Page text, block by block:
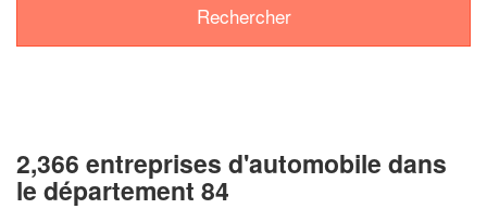
2,366 entreprises d'automobile dans
le département 84